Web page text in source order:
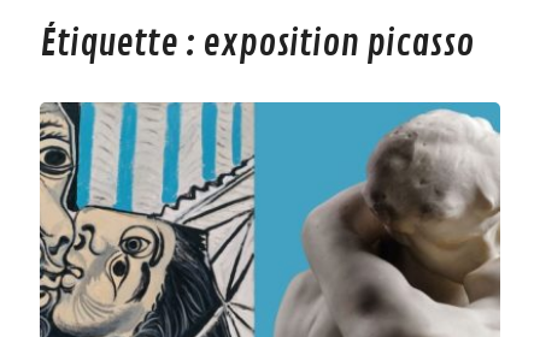
Étiquette : exposition picasso